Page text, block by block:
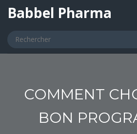
Babbel Pharma
COMMENT
BON